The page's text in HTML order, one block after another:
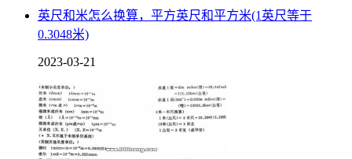
英尺和米怎么换算，平方英尺和平方米(1英尺等于
0.3048米)
2023-03-21